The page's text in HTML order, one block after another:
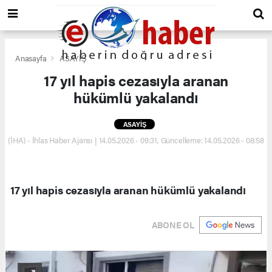
Anasayfa ASAYİŞ
17 yıl hapis cezasıyla aranan
hükümlü yakalandı
ASAYİŞ
(İHA) - İhlas Haber Ajansı | 14.05.2026 - 09:31, Güncelleme: 14.05.2026 - 08:58
17 yıl hapis cezasıyla aranan hükümlü yakalandı
ABONE OL